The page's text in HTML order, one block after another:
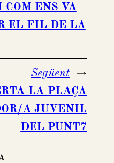
COM ENS VA
EL FIL DE LA
Següent
→
LA PLAÇA
A JUVENIL
DEL PUNT7